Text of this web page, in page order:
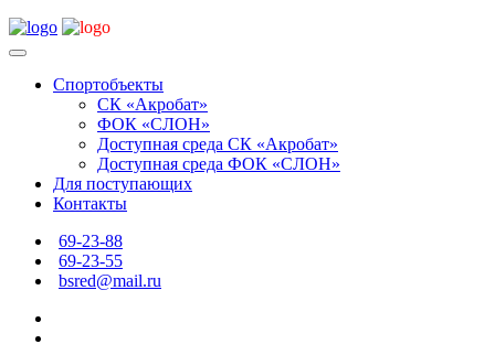
Спортобъекты
СК «Акробат»
ФОК «СЛОН»
Доступная среда СК «Акробат»
Доступная среда ФОК «СЛОН»
Для поступающих
Контакты
69-23-88
69-23-55
bsred@mail.ru